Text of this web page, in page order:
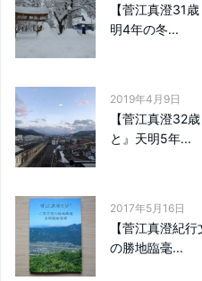
【菅江真澄31
明4年の冬...
2019年4月9日
【菅江真澄32
と』天明5年...
2017年5月16日
【菅江真澄紀
の勝地臨毫...